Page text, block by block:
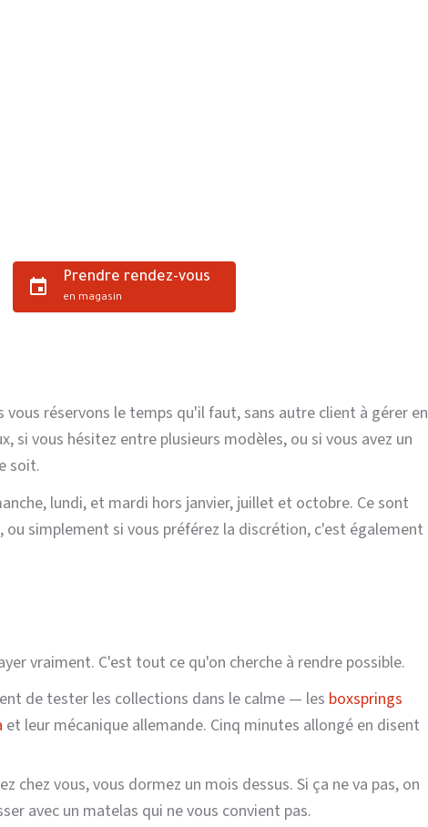
Prendre rendez-vous
en magasin
réservons le temps qu'il faut, sans autre client à gérer en
si vous hésitez entre plusieurs modèles, ou si vous avez un
soit.
lundi, et mardi hors janvier, juillet et octobre. Ce sont
simplement si vous préférez la discrétion, c'est également
vraiment. C'est tout ce qu'on cherche à rendre possible.
de tester les collections dans le calme — les boxsprings
et leur mécanique allemande. Cinq minutes allongé en disent
chez vous, vous dormez un mois dessus. Si ça ne va pas, on
avec un matelas qui ne vous convient pas.